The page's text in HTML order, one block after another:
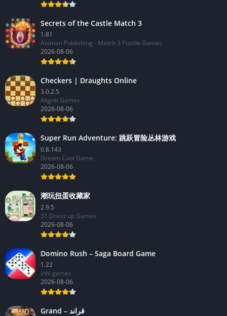
Secrets of the Castle Match 3
1.81
Animan Publishing - Match 3 Puzzle Games
2026-08-06
Checkers | Draughts Online
3.0.2.5
AlignIt Games
2026-08-06
Super Run Adventure: 跳跃冒险丛林游戏
0.8.143
Dream Cool Game
2026-08-06
潮玩扭蛋收藏家
2.9.5
31 Dress up Games
2026-08-06
Domino Rush – Saga Board Game
1.22
inhi games
2026-08-06
Grand – قراند